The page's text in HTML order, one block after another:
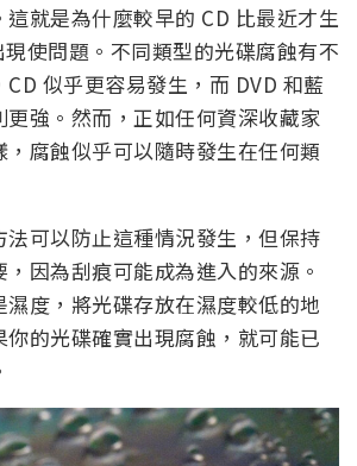
就是為什麼較早的 CD 比最近才生
使問題。不同類型的光碟腐蝕有不
似乎更容易發生，而 DVD 和藍
強。然而，正如任何資深收藏家
腐蝕似乎可以隨時發生在任何類
可以防止這種情況發生，但保持
因為刮痕可能成為進入的來源。
度，將光碟存放在濕度較低的地
的光碟確實出現腐蝕，就可能已